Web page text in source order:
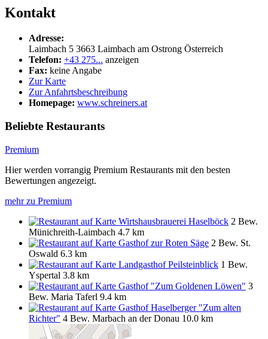
Kontakt
Adresse:
Laimbach 5 3663 Laimbach am Ostrong Österreich
Telefon: +43 275... anzeigen
Fax: keine Angabe
Zur Karte
Zur Anfahrtsbeschreibung
Homepage: www.schreiners.at
Beliebte Restaurants
Premium
Hier werden vorrangig Premium Restaurants mit den besten
Bewertungen angezeigt.
mehr zu Premium
Wirtshausbrauerei Haselböck 2 Bew.
Münichreith-Laimbach 4.7 km
Gasthof zur Roten Säge 2 Bew. St.
Oswald 6.3 km
Landgasthof Peilsteinblick 1 Bew.
Yspertal 3.8 km
Gasthof "Zum Goldenen Löwen" 3
Bew. Maria Taferl 9.4 km
Gasthof Haselberger "Zum alten
Richter" 4 Bew. Marbach an der Donau 10.0 km